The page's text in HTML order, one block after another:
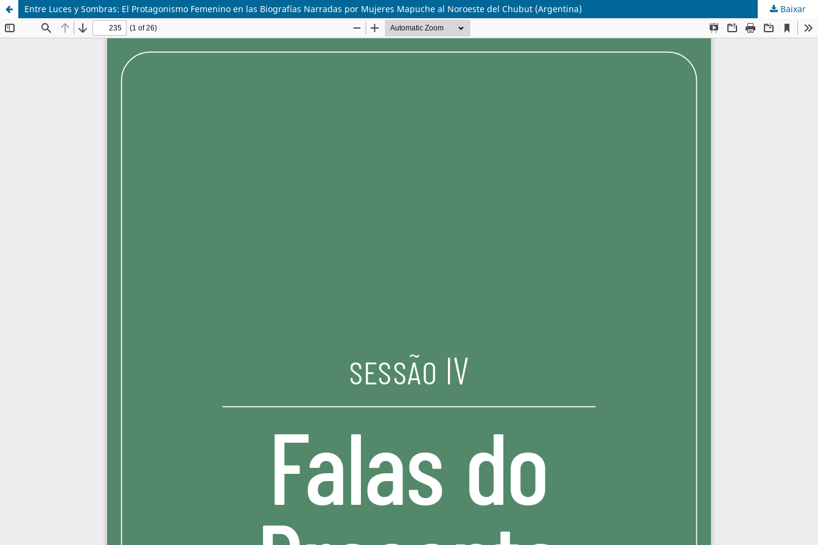
Entre Luces y Sombras: El Protagonismo Femenino en las Biografías Narradas por Mujeres Mapuche al Noroeste del Chubut (Argentina) Baixar